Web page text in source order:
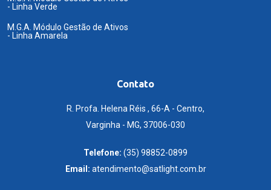
- Linha Verde
M.G.A. Módulo Gestão de Ativos
- Linha Amarela
Contato
R. Profa. Helena Réis , 66-A - Centro,
Varginha - MG, 37006-030
Telefone: (35) 98852-0899
Email: atendimento@satlight.com.br